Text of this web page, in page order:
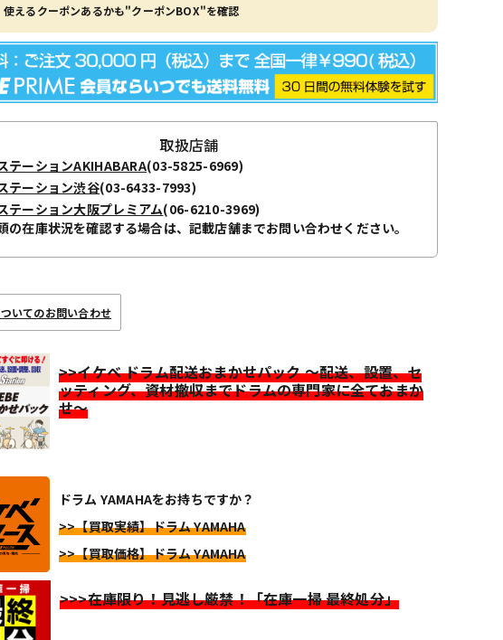
使えるクーポンあるかも"クーポンBOX"を確認
取扱店舗
テーションAKIHABARA(03-5825-6969)
テーション渋谷(03-6433-7993)
テーション大阪プレミアム(06-6210-3969)
の在庫状況を確認する場合は、記載店舗までお問い合わせください。
いてのお問い合わせ
>>イケベ ドラム配送おまかせパック ～配送、設置、セ
ッティング、資材撤収までドラムの専門家に全ておまか
せ～
ドラム YAMAHAをお持ちですか？
>>【買取実績】ドラム YAMAHA
>>【買取価格】ドラム YAMAHA
>>>在庫限り！見逃し厳禁！「在庫一掃 最終処分」